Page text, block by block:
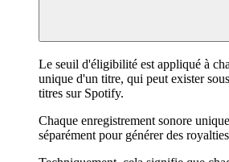
Le seuil d'éligibilité est appliqué à
unique d'un titre, qui peut exister
titres sur Spotify.
Chaque enregistrement sonore
séparément pour générer des